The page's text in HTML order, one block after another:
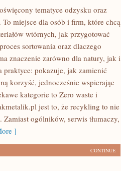
tematyce odzysku oraz
miejsce dla osób i firm, które chcą
wtórnych, jak przygotować
sortowania oraz dlaczego
znaczenie zarówno dla natury, jak i
praktyce: pokazuje, jak zamienić
korzyść, jednocześnie wspierając
kategorie to Zero waste i
jest to, że recykling to nie
Zamiast ogólników, serwis tłumaczy,
]
CONTINUE